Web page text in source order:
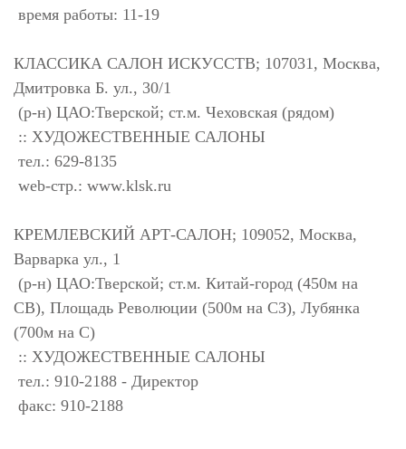
время работы: 11-19
КЛАССИКА САЛОН ИСКУССТВ; 107031, Москва,
Дмитровка Б. ул., 30/1
(р-н) ЦАО:Тверской; ст.м. Чеховская (рядом)
:: ХУДОЖЕСТВЕННЫЕ САЛОНЫ
тел.: 629-8135
web-стр.: www.klsk.ru
КРЕМЛЕВСКИЙ АРТ-САЛОН; 109052, Москва,
Варварка ул., 1
(р-н) ЦАО:Тверской; ст.м. Китай-город (450м на
СВ), Площадь Революции (500м на СЗ), Лубянка
(700м на С)
:: ХУДОЖЕСТВЕННЫЕ САЛОНЫ
тел.: 910-2188 - Директор
факс: 910-2188